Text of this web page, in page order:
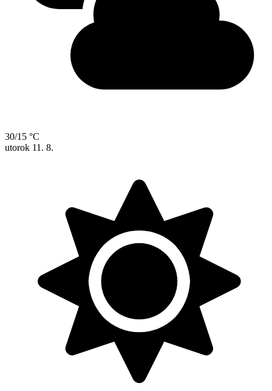
30/15 °C
utorok 11. 8.